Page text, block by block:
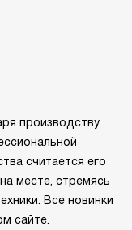
производству
считается его
месте, стремясь
Все новинки
сайте.